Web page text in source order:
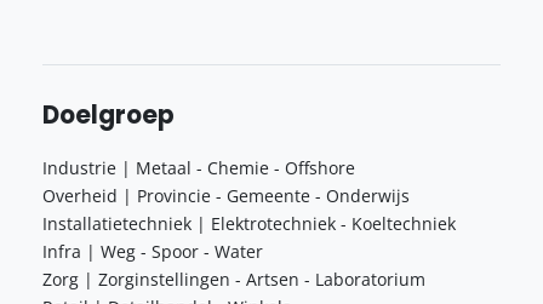
Doelgroep
Industrie | Metaal - Chemie - Offshore
Overheid | Provincie - Gemeente - Onderwijs
Installatietechniek | Elektrotechniek - Koeltechniek
Infra | Weg - Spoor - Water
Zorg | Zorginstellingen - Artsen - Laboratorium